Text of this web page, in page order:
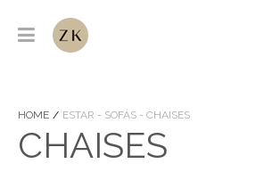
HOME ESTAR - SOFÁS - CHAISES
CHAISES